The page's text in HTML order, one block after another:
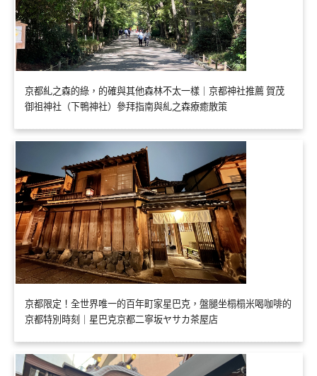
京都糺之森的綠，的確與其他森林不太一樣｜京都神社推薦 賀茂
御祖神社（下鴨神社）參拜指南與糺之森療癒散策
京都限定！全世界唯一的百年町家星巴克，盤腿坐榻榻米喝咖啡的
京都特別時刻｜星巴克京都二寧坂ヤサカ茶屋店